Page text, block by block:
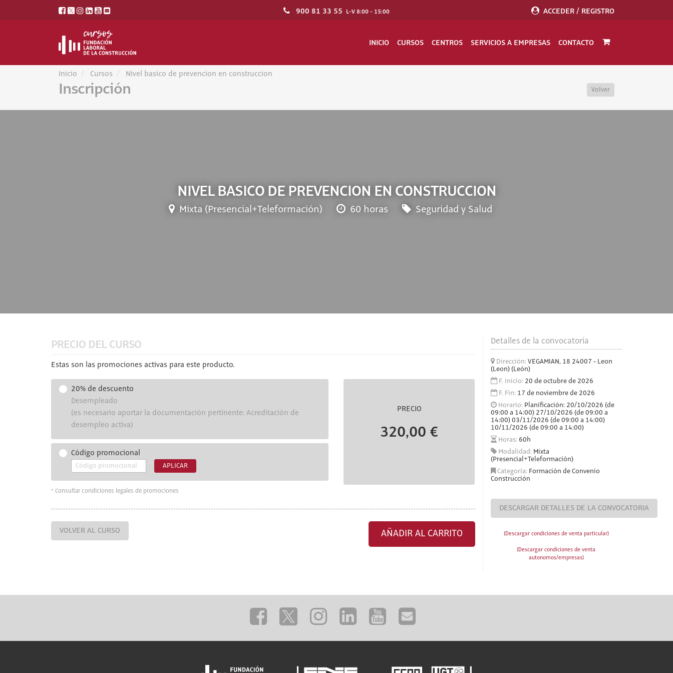
900 81 33 55 L-V 8:00 - 15:00 ACCEDER / REGISTRO
INICIO CURSOS CENTROS SERVICIOS A EMPRESAS CONTACTO
Inicio Cursos Nivel basico de prevencion en construccion
Inscripción Volver
NIVEL BASICO DE PREVENCION EN CONSTRUCCION
Mixta (Presencial+Teleformación) 60 horas Seguridad y Salud
PRECIO DEL CURSO
Estas son las promociones activas para este producto.
20% de descuento
Desempleado
(es necesario aportar la documentación pertinente: Acreditación de
desempleo activa)
Código promocional
APLICAR
PRECIO
320,00 €
* Consultar condiciones legales de promociones
VOLVER AL CURSO AÑADIR AL CARRITO
Detalles de la convocatoria
Dirección: VEGAMIAN, 18 24007 - Leon
(Leon) (León)
F. Inicio: 20 de octubre de 2026
F. Fin: 17 de noviembre de 2026
Horario: Planificación: 20/10/2026 (de
09:00 a 14:00) 27/10/2026 (de 09:00 a
14:00) 03/11/2026 (de 09:00 a 14:00)
10/11/2026 (de 09:00 a 14:00)
Horas: 60h
Modalidad: Mixta
(Presencial+Teleformación)
Categoría: Formación de Convenio
Construcción
DESCARGAR DETALLES DE LA CONVOCATORIA
(Descargar condiciones de venta particular)
(Descargar condiciones de venta
autonomos/empresas)